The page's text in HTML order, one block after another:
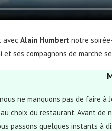
avec Alain Humbert notre
et ses compagnons de
ne manquons pas de faire à
choix du restaurant. Avant de
passons quelques instants à